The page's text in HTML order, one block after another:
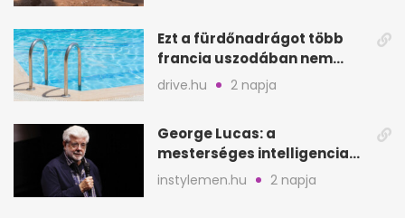
Ezt a fürdőnadrágot több
francia uszodában nem
fogadják el
drive.hu 2 napja
George Lucas: a
mesterséges intelligencia
lehet Hollywood következő
lépése
instylemen.hu 2 napja